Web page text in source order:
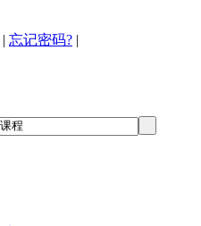
| 忘记密码? |